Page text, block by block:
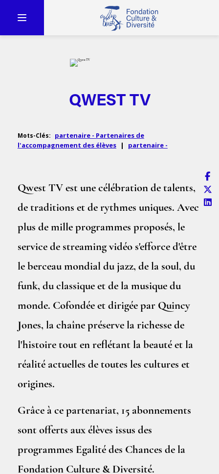
QWEST TV
Mots-Clés:
partenaire - Partenaires de
l'accompagnement des élèves
| partenaire -
Qwest TV est une célébration de talents,
de traditions et de rythmes uniques. Avec
plus de mille programmes proposés, le
service de streaming vidéo s'efforce d'être
le berceau mondial du jazz, de la soul, du
funk, du classique et de la musique du
monde. Cofondée et dirigée par Quincy
Jones, la chaîne préserve la richesse de
l'histoire tout en reflétant la beauté et la
réalité actuelles de toutes les cultures et
origines.
Grâce à ce partenariat, 15 abonnements
sont offerts aux élèves issus des
programmes Egalité des Chances de la
Fondation Culture & Diversité.